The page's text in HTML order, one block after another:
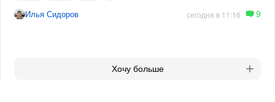
Илья Сидоров сегодня в 11:16 9
Хочу больше